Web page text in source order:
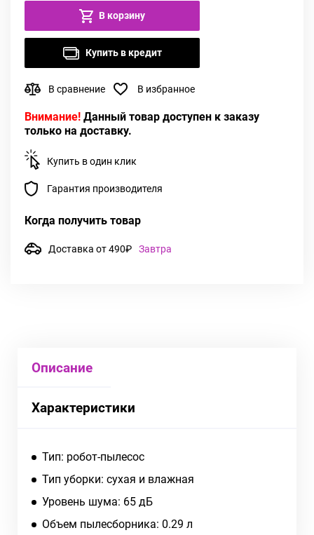
В корзину
Купить в кредит
В сравнение В избранное
Внимание! Данный товар доступен к заказу
только на доставку.
Купить в один клик
Гарантия производителя
Когда получить товар
Доставка от 490₽ Завтра
Описание
Характеристики
Тип: робот-пылесос
Тип уборки: сухая и влажная
Уровень шума: 65 дБ
Объем пылесборника: 0.29 л